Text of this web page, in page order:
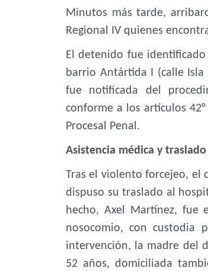
Minutos más tarde,
Regional IV quienes
El detenido fue
barrio Antártida I (calle Isla
fue notificada del
conforme a los artículos
Procesal Penal.
Asistencia médica y traslado
Tras el violento forcejeo, el
dispuso su traslado al
hecho, Axel Martínez, fue
nosocomio, con custodia
intervención, la madre del
52 años, domiciliada